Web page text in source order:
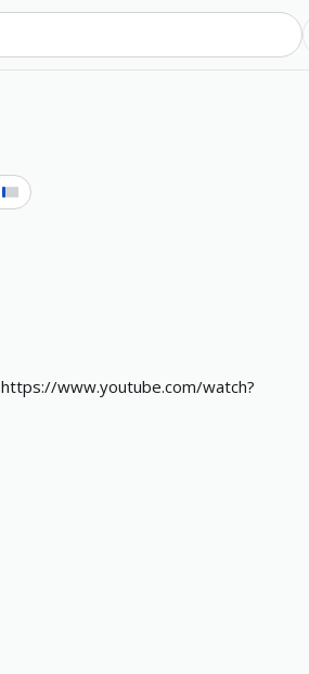
https://www.youtube.com/watch?